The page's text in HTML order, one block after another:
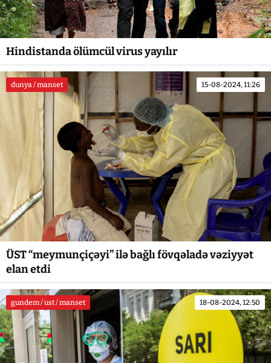
Hindistanda ölümcül virus yayılır
dunya / manset 15-08-2024, 11:26
ÜST “meymunçiçəyi” ilə bağlı fövqəladə vəziyyət
elan etdi
gundem / ust / manset 18-08-2024, 12:50